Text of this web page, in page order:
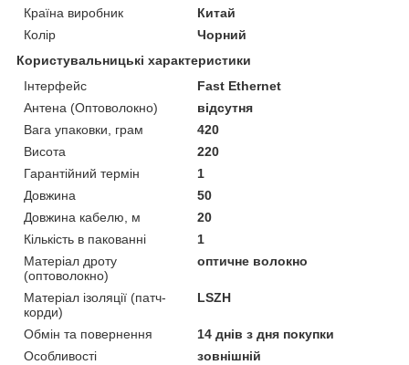
Країна виробник
Китай
Колір
Чорний
Користувальницькі характеристики
Інтерфейс
Fast Ethernet
Антена (Оптоволокно)
відсутня
Вага упаковки, грам
420
Висота
220
Гарантійний термін
1
Довжина
50
Довжина кабелю, м
20
Кількість в пакованні
1
Матеріал дроту
(оптоволокно)
оптичне волокно
Матеріал ізоляції (патч-
корди)
LSZH
Обмін та повернення
14 днів з дня покупки
Особливості
зовнішній